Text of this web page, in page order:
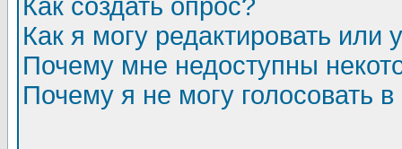
Как создать опрос?
Как я могу редактировать или
Почему мне недоступны
Почему я не могу голосовать